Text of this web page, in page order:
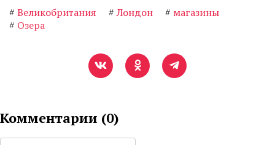
# Великобритания # Лондон # магазины
# Озера
Комментарии (0)